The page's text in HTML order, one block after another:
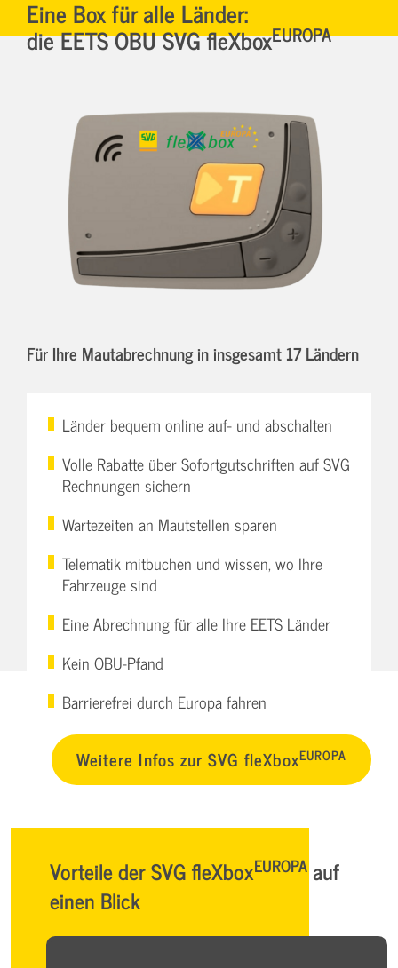
Eine Box für alle Länder:
die EETS OBU SVG fleXboxEUROPA
Für Ihre Mautabrechnung in insgesamt 17 Ländern
Länder bequem online auf- und abschalten
Volle Rabatte über Sofortgutschriften auf SVG
Rechnungen sichern
Wartezeiten an Mautstellen sparen
Telematik mitbuchen und wissen, wo Ihre
Fahrzeuge sind
Eine Abrechnung für alle Ihre EETS Länder
Kein OBU-Pfand
Barrierefrei durch Europa fahren
Weitere Infos zur SVG fleXboxEUROPA
Vorteile der SVG fleXboxEUROPA auf
einen Blick